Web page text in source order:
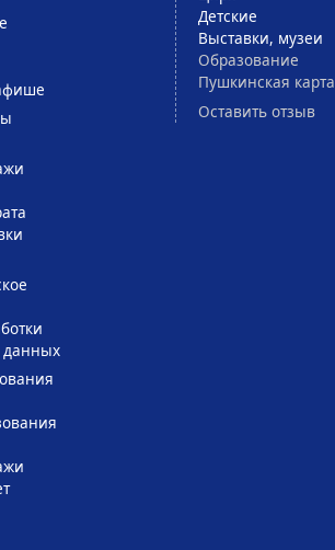
данных
Детские
Выставки, музеи
Образование
Пушкинская карта
Оставить отзыв